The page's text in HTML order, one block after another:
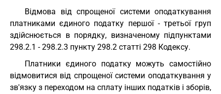
Відмова від спрощеної системи оподаткування
платниками єдиного податку першої - третьої груп
здійснюється в порядку, визначеному підпунктами
298.2.1 - 298.2.3 пункту 298.2 статті 298 Кодексу.
Платники єдиного податку можуть самостійно
відмовитися від спрощеної системи оподаткування у
зв'язку з переходом на сплату інших податків і зборів,